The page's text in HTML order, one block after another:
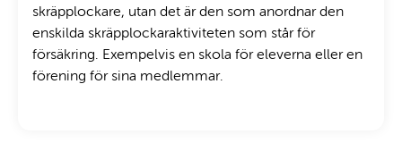
skräpplockare, utan det är den som anordnar den
enskilda skräpplockaraktiviteten som står för
försäkring. Exempelvis en skola för eleverna eller en
förening för sina medlemmar.